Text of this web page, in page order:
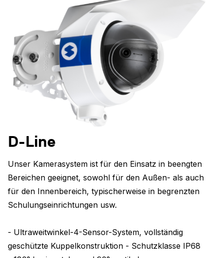
D-Line
Unser Kamerasystem ist für den Einsatz in beengten
Bereichen geeignet, sowohl für den Außen- als auch
für den Innenbereich, typischerweise in begrenzten
Schulungseinrichtungen usw.
- Ultraweitwinkel-4-Sensor-System, vollständig
geschützte Kuppelkonstruktion - Schutzklasse IP68